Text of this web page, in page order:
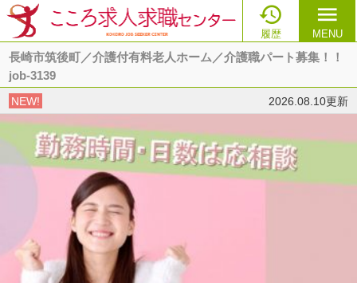

履歴
menu
MENU
長崎市筑後町／介護付有料老人ホーム／介護職パート募集！！
job-3139
NEW! 2026.08.10更新